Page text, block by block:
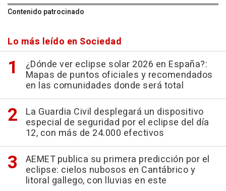
Contenido patrocinado
Lo más leído en Sociedad
¿Dónde ver eclipse solar 2026 en España?:
Mapas de puntos oficiales y recomendados
en las comunidades donde será total
La Guardia Civil desplegará un dispositivo
especial de seguridad por el eclipse del día
12, con más de 24.000 efectivos
AEMET publica su primera predicción por el
eclipse: cielos nubosos en Cantábrico y
litoral gallego, con lluvias en este